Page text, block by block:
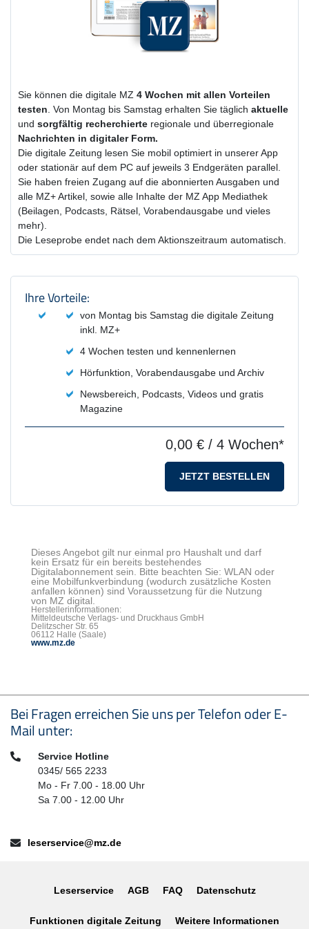
Sie können die digitale MZ 4 Wochen mit allen Vorteilen
testen. Von Montag bis Samstag erhalten Sie täglich aktuelle
und sorgfältig recherchierte regionale und überregionale
Nachrichten in digitaler Form.
Die digitale Zeitung lesen Sie mobil optimiert in unserer App
oder stationär auf dem PC auf jeweils 3 Endgeräten parallel.
Sie haben freien Zugang auf die abonnierten Ausgaben und
alle MZ+ Artikel, sowie alle Inhalte der MZ App Mediathek
(Beilagen, Podcasts, Rätsel, Vorabendausgabe und vieles
mehr).
Die Leseprobe endet nach dem Aktionszeitraum automatisch.
Produktzusammenfassung und
Ihre Vorteile:
von Montag bis Samstag die digitale Zeitung
inkl. MZ+
4 Wochen testen und kennenlernen
Hörfunktion, Vorabendausgabe und Archiv
Newsbereich, Podcasts, Videos und gratis
Magazine
0,00 € / 4 Wochen*
JETZT BESTELLEN
Dieses Angebot gilt nur einmal pro Haushalt und darf
kein Ersatz für ein bereits bestehendes
Digitalabonnement sein. Bitte beachten Sie: WLAN oder
eine Mobilfunkverbindung (wodurch zusätzliche Kosten
anfallen können) sind Voraussetzung für die Nutzung
von MZ digital.
Herstellerinformationen:
Mitteldeutsche Verlags- und Druckhaus GmbH
Delitzscher Str. 65
06112 Halle (Saale)
www.mz.de
Seitenfußbereich
Bei Fragen erreichen Sie uns per Telefon oder E-
Mail unter:
Telefon:Service Hotline
0345/ 565 2233
Mo - Fr 7.00 - 18.00 Uhr
Sa 7.00 - 12.00 Uhr
E-Mail:leserservice@mz.de
Leserservice AGB FAQ Datenschutz
Funktionen digitale Zeitung Weitere Informationen